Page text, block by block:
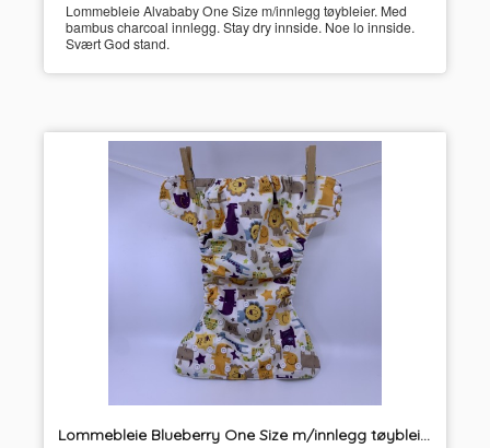
Lommebleie Alvababy One Size m/innlegg tøybleier. Med
bambus charcoal innlegg. Stay dry innside. Noe lo innside.
Svært God stand.
Lommebleie Blueberry One Size m/innlegg tøybleier